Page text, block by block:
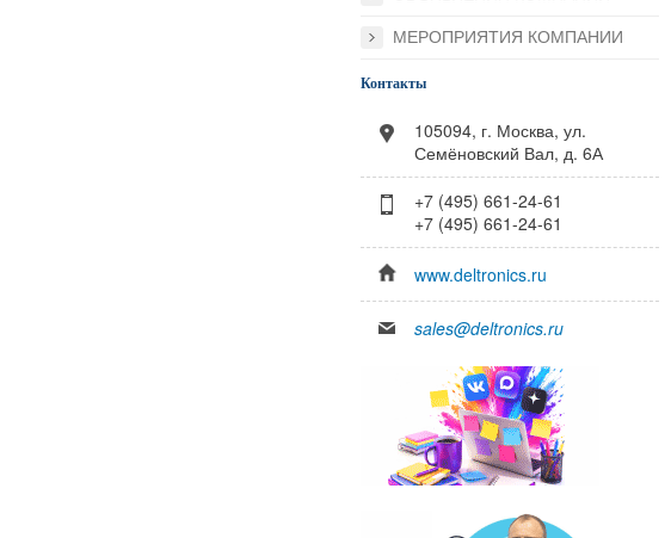
МЕРОПРИЯТИЯ КОМПАНИИ
Контакты
105094, г. Москва, ул.
Семёновский Вал, д. 6А
+7 (495) 661-24-61
+7 (495) 661-24-61
www.deltronics.ru
sales@deltronics.ru